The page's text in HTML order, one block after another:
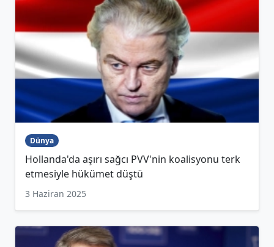
Dünya
Hollanda'da aşırı sağcı PVV'nin koalisyonu terk
etmesiyle hükümet düştü
3 Haziran 2025